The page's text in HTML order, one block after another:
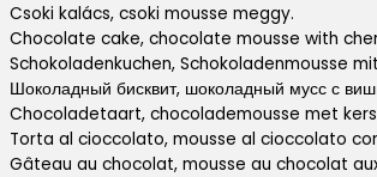
Csoki kalács, csoki mousse meggy.
Chocolate cake, chocolate mousse with
Schokoladenkuchen, Schokoladenmousse
Шоколадный бисквит, шоколадный мусс с
Chocoladetaart, chocolademousse met
Torta al cioccolato, mousse al cioccolato
Gâteau au chocolat, mousse au chocolat